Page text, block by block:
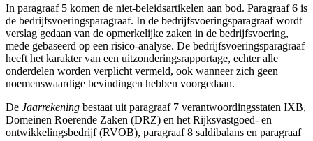
In paragraaf 5 komen de niet-beleidsartikelen aan bod. Paragraaf 6 is
de bedrijfsvoeringsparagraaf. In de bedrijfsvoeringsparagraaf wordt
verslag gedaan van de opmerkelijke zaken in de bedrijfsvoering,
mede gebaseerd op een risico-analyse. De bedrijfsvoeringsparagraaf
heeft het karakter van een uitzonderingsrapportage, echter alle
onderdelen worden verplicht vermeld, ook wanneer zich geen
noemenswaardige bevindingen hebben voorgedaan.
De Jaarrekening bestaat uit paragraaf 7 verantwoordingsstaten IXB,
Domeinen Roerende Zaken (DRZ) en het Rijksvastgoed- en
ontwikkelingsbedrijf (RVOB), paragraaf 8 saldibalans en paragraaf